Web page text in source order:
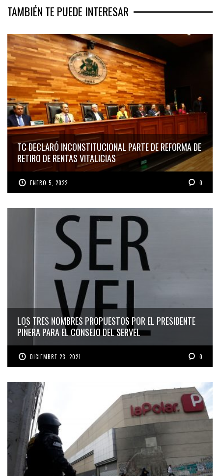
TAMBIÉN TE PUEDE INTERESAR
TC DECLARÓ INCONSTITUCIONAL PARTE DE REFORMA DE
RETIRO DE RENTAS VITALICIAS
ENERO 5, 2022 0
LOS TRES NOMBRES PROPUESTOS POR EL PRESIDENTE
PIÑERA PARA EL CONSEJO DEL SERVEL
DICIEMBRE 23, 2021 0